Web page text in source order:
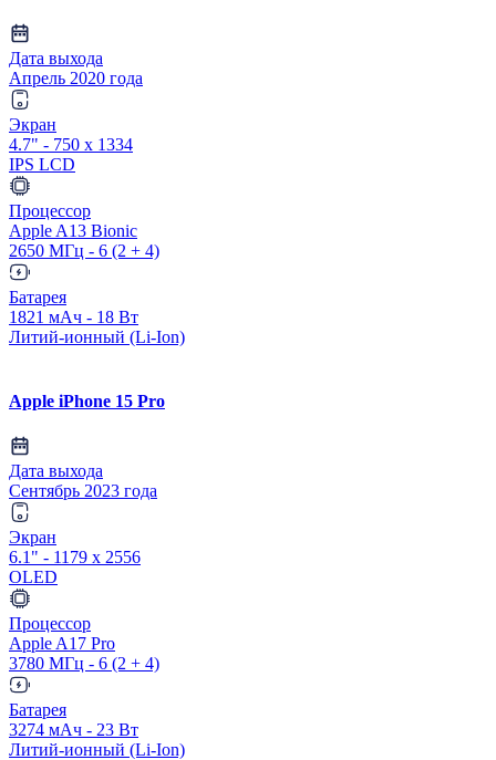
Дата выхода
Апрель 2020 года
Экран
4.7" - 750 x 1334
IPS LCD
Процессор
Apple A13 Bionic
2650 МГц - 6 (2 + 4)
Батарея
1821 мАч - 18 Вт
Литий-ионный (Li-Ion)
Apple iPhone 15 Pro
Дата выхода
Сентябрь 2023 года
Экран
6.1" - 1179 x 2556
OLED
Процессор
Apple A17 Pro
3780 МГц - 6 (2 + 4)
Батарея
3274 мАч - 23 Вт
Литий-ионный (Li-Ion)